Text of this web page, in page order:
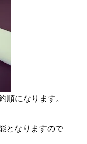
順になります。
となりますので